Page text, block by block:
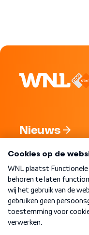
Nieuws
Nieuwsbrief
Word Lid